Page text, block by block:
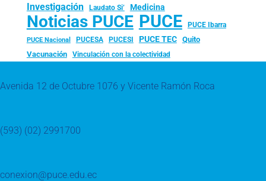
Investigación Laudato Si’ Medicina
Noticias PUCE PUCE PUCE Ibarra
PUCE Nacional PUCESA PUCESI PUCE TEC
Quito
Vacunación
Vinculación con la colectividad
Avenida 12 de Octubre 1076 y Vicente Ramón Roca
(593) (02) 2991700
conexion@puce.edu.ec